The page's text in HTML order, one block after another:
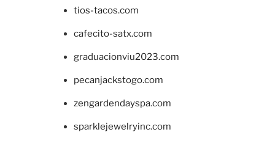
tios-tacos.com
cafecito-satx.com
graduacionviu2023.com
pecanjackstogo.com
zengardendayspa.com
sparklejewelryinc.com